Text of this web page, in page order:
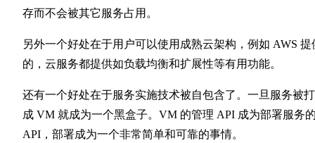
存而不会被其它服务占用。
另外一个好处在于用户可以使用成熟云架构，例如 AWS 提
的，云服务都提供如负载均衡和扩展性等有用功能。
还有一个好处在于服务实施技术被自包含了。一旦服务被
成 VM 就成为一个黑盒子。VM 的管理 API 成为部署服务
API，部署成为一个非常简单和可靠的事情。